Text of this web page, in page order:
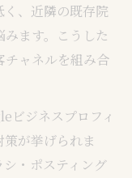
、近隣の既存院
ます。こうした
チャネルを組み合
ビジネスプロフィ
が挙げられま
・ポスティング